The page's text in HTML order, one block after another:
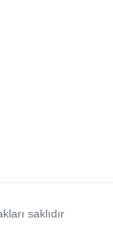
saklıdır